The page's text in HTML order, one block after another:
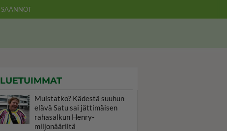
SÄÄNNÖT
LUETUIMMAT
Muistatko? Kädestä suuhun
elävä Satu sai jättimäisen
rahasalkun Henry-
miljonääriltä